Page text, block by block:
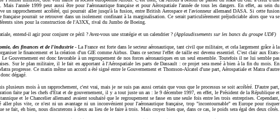
l'année 1999 peut aussi être pour l'aéronautique française et pour Aérospatiale l'année de tous les dangers. En effet, au sein du
un rapprochement accéléré, qui pourrait aller jusqu'à la fusion, entre British Aerospace et l'avionneur allemand DASA. Si cette fusion
pourrait se retrouver dans un isolement confinant à la marginalisation. Ce serait particulièrement préjudiciable alors que va se
sites pour la construction de l'A3XX, rival du Jumbo de Boeing.
entend-il agir pour conjurer ce péril ? Avez-vous une stratégie et un calendrier ? (Applaudissements sur les bancs du groupe UDF)
des finances et de l'industrie-La France est forte dans le secteur aéronautique, tant civil que militaire, et cela largement grâce à la
le financement et la création d'un GIE comme Airbus. Dans ce secteur l'effet de taille est devenu essentiel. C'est clair aux Etats-
Gouvernement est donc favorable à un regroupement de nos forces aéronautiques en un seul ensemble. Toutefois il ne lui semble pas
Sur le plan militaire, il le fait en apportant à l'Aérospatiale les parts de Dassault : ce projet sera mené à bien à la fin du mois. En
progresse. Ce matin même un accord a été signé entre le Gouvernement et Thomson-Alcatel d'une part, Aérospatiale et Matra d'autre
dégagé.
plusieurs mois à un rapprochement, c'est vrai, mais je ne suis pas aussi certain que vous que le processus se soit accéléré. D'autre part,
faite par les chefs d'Etat et de gouvernement, il y a tout juste un an : le 9 décembre 1997, en effet, le Président de la République et
et le Chancelier allemand avaient souhaité que le regroupement se fasse en une seule fois entre les trois entreprises. Cependant,
plus vite, ce n'est ni un avantage ni un inconvénient pour l'aéronautique française, trop "incontournable" en Europe pour risquer
se fait, eh bien, nous discuterons à deux au lieu de le faire à trois. Mais croyez bien que, dans ce cas, le poids sera égal des deux côtés.